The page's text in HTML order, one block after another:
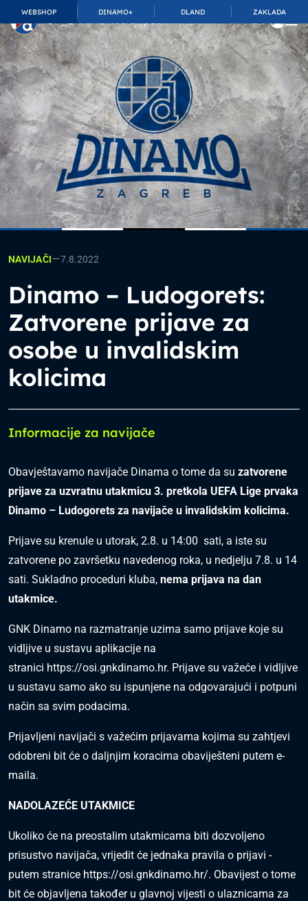
WEBSHOP DINAMO+ DLAND ZAKLADA
TOP_BAR.MembershipSuffix
NAVIJAČI—7.8.2022
Dinamo – Ludogorets:
Zatvorene prijave za
osobe u invalidskim
kolicima
Informacije za navijače
Obavještavamo navijače Dinama o tome da su zatvorene
prijave za uzvratnu utakmicu 3. pretkola UEFA Lige prvaka
Dinamo – Ludogorets za navijače u invalidskim kolicima.
Prijave su krenule u utorak, 2.8. u 14:00 sati, a iste su
zatvorene po završetku navedenog roka, u nedjelju 7.8. u 14
sati. Sukladno proceduri kluba, nema prijava na dan
utakmice.
GNK Dinamo na razmatranje uzima samo prijave koje su
vidljive u sustavu aplikacije na
stranici https://osi.gnkdinamo.hr. Prijave su važeće i vidljive
u sustavu samo ako su ispunjene na odgovarajući i potpuni
način sa svim podacima.
Prijavljeni navijači s važećim prijavama kojima su zahtjevi
odobreni bit će o daljnjim koracima obaviješteni putem e-
maila.
NADOLAZEĆE UTAKMICE
Ukoliko će na preostalim utakmicama biti dozvoljeno
prisustvo navijača, vrijedit će jednaka pravila o prijavi -
putem stranice https://osi.gnkdinamo.hr/. Obavijest o tome
bit će objavljena također u glavnoj vijesti o ulaznicama za